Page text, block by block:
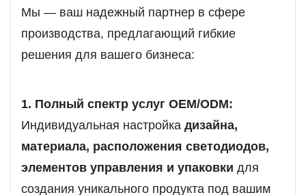
Мы — ваш надежный партнер в сфере
производства, предлагающий гибкие
решения для вашего бизнеса:
1. Полный спектр услуг OEM/ODM:
Индивидуальная настройка дизайна,
материала, расположения светодиодов,
элементов управления и упаковки для
создания уникального продукта под вашим